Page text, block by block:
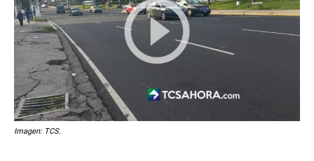
Imagen: TCS.